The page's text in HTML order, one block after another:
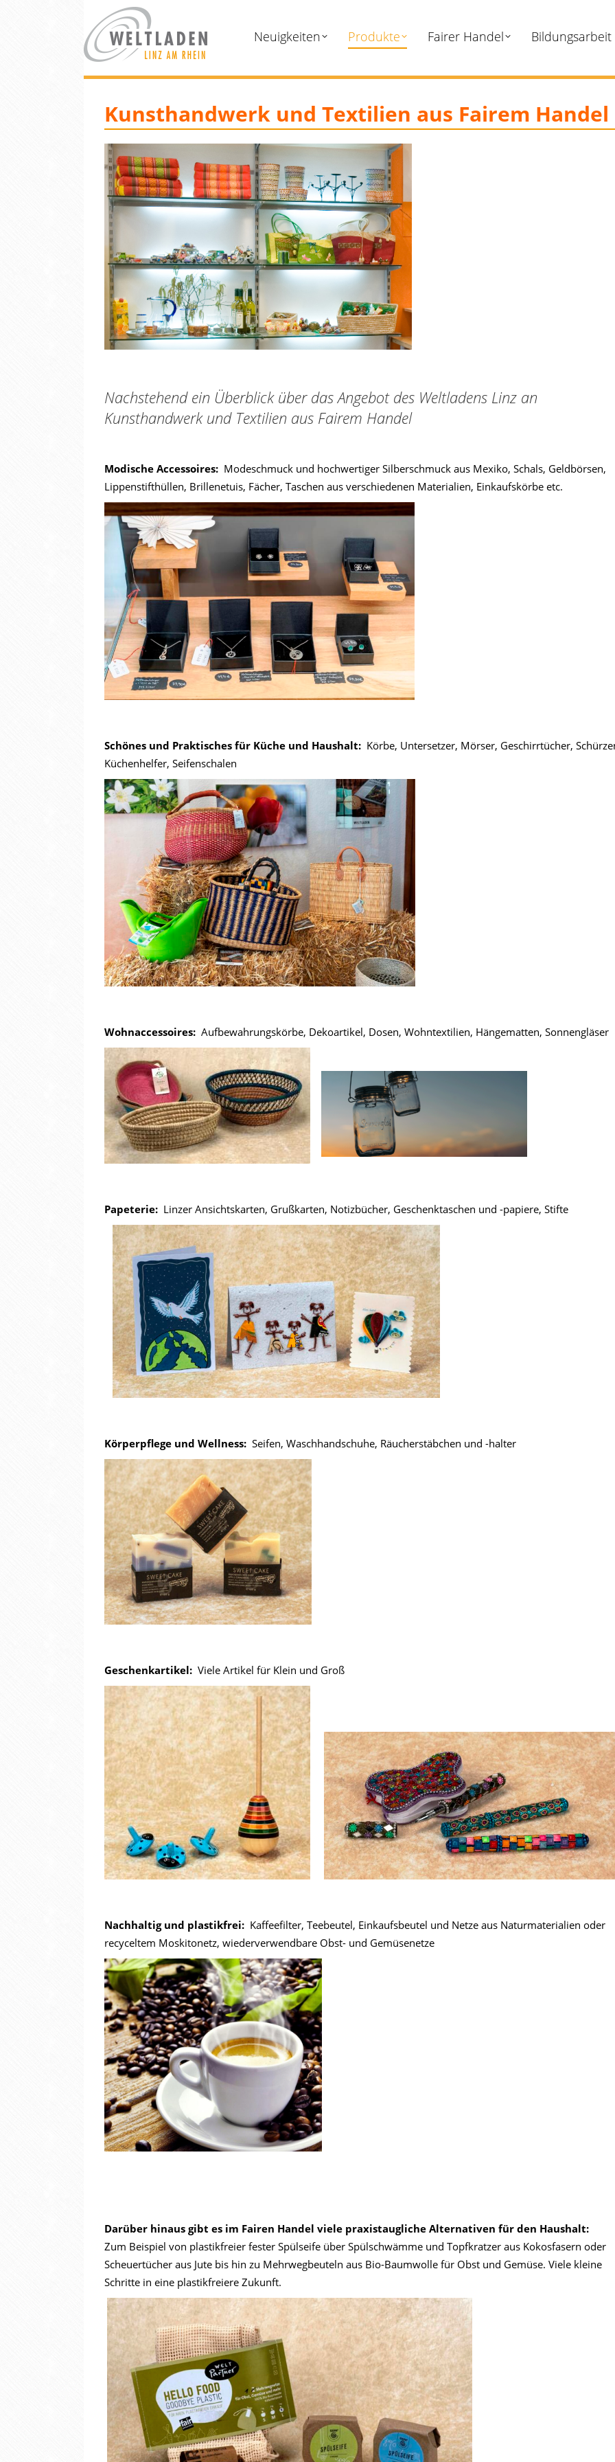
Neuigkeiten Produkte Fairer Handel Bildungsarbeit
Kunsthandwerk und Textilien aus Fairem Handel
Nachstehend ein Überblick über das Angebot des Weltladens Linz an
Kunsthandwerk und Textilien aus Fairem Handel
Modische Accessoires: Modeschmuck und hochwertiger Silberschmuck aus Mexiko, Schals, Geldbörsen,
Lippenstifthüllen, Brillenetuis, Fächer, Taschen aus verschiedenen Materialien, Einkaufskörbe etc.
Schönes und Praktisches für Küche und Haushalt: Körbe, Untersetzer, Mörser, Geschirrtücher,
Küchenhelfer, Seifenschalen
Wohnaccessoires: Aufbewahrungskörbe, Dekoartikel, Dosen, Wohntextilien, Hängematten, Sonnengläser
Papeterie: Linzer Ansichtskarten, Grußkarten, Notizbücher, Geschenktaschen und -papiere, Stifte
Körperpflege und Wellness: Seifen, Waschhandschuhe, Räucherstäbchen und -halter
Geschenkartikel: Viele Artikel für Klein und Groß
Nachhaltig und plastikfrei: Kaffeefilter, Teebeutel, Einkaufsbeutel und Netze aus Naturmaterialien oder
recyceltem Moskitonetz, wiederverwendbare Obst- und Gemüsenetze
Darüber hinaus gibt es im Fairen Handel viele praxistaugliche Alternativen für den Haushalt:
Zum Beispiel von plastikfreier fester Spülseife über Spülschwämme und Topfkratzer aus Kokosfasern oder
Scheuertücher aus Jute bis hin zu Mehrwegbeuteln aus Bio-Baumwolle für Obst und Gemüse. Viele kleine
Schritte in eine plastikfreiere Zukunft.